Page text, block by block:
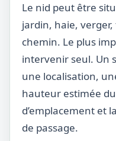
Le nid peut être
jardin, haie,
chemin. Le plus
intervenir seul. Un
une localisation,
hauteur estimée
d’emplacement et
de passage.